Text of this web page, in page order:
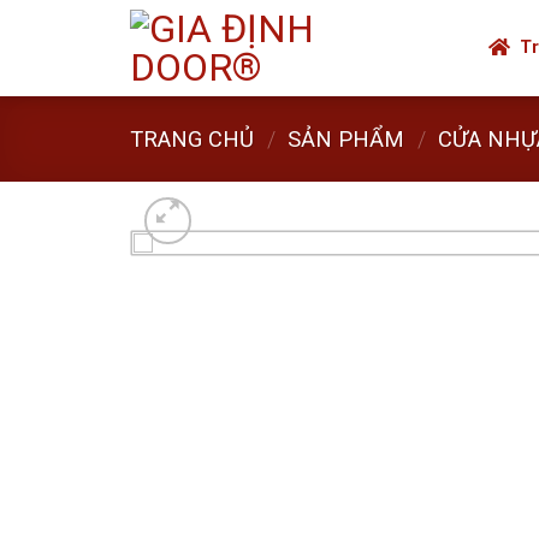
TRANG CHỦ / SẢN PHẨM / CỬA